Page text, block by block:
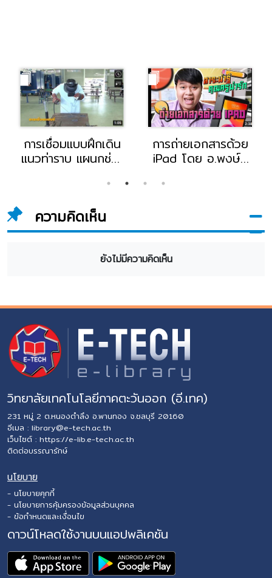
การเชื่อมแบบฝึกเดิน
แนวท่าราบ แผนกช่าง
การถ่ายเอกสารด้วย
iPad โดย อ.พงษ์ศ
แผนกคอมพิวเตอร์
ความคิดเห็น
ยังไม่มีความคิดเห็น
วิทยาลัยเทคโนโลยีภาคตะวันออก (อี.เทค)
231 หมู่ 2 ต.หนองตำลึง อ.พานทอง จ.ชลบุรี 20160
อีเมล : library@e-tech.ac.th
เว็บไซต์ : https://e-lib.e-tech.ac.th
ติดต่อบรรณารักษ์
นโยบาย
- นโยบายคุกกี้
- นโยบายการคุ้มครองข้อมูลส่วนบุคคล
- ข้อกำหนดและเงื่อนไข
ดาวน์โหลดใช้งานบนแอปพลิเคชัน